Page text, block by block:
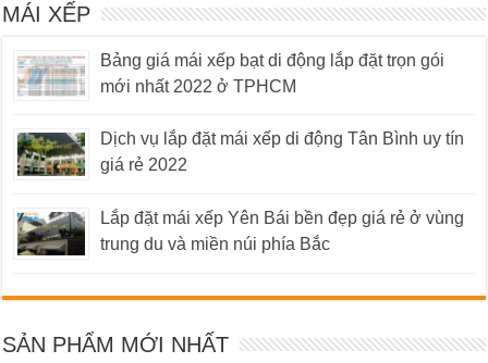
MÁI XẾP
Bảng giá mái xếp bạt di động lắp đặt trọn gói
mới nhất 2022 ở TPHCM
Dịch vụ lắp đặt mái xếp di động Tân Bình uy tín
giá rẻ 2022
Lắp đặt mái xếp Yên Bái bền đẹp giá rẻ ở vùng
trung du và miền núi phía Bắc
SẢN PHẨM MỚI NHẤT